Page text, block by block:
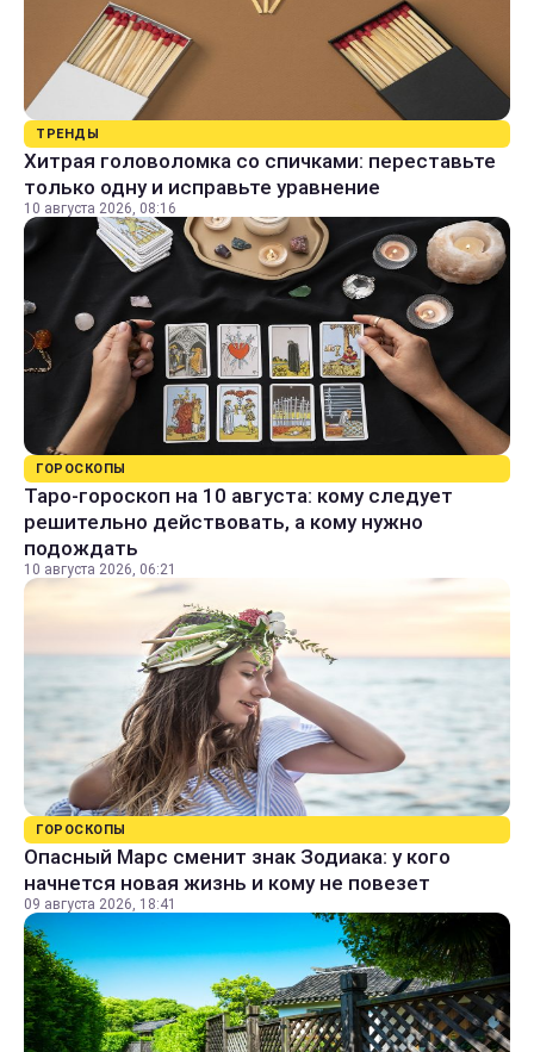
ТРЕНДЫ
Хитрая головоломка со спичками: переставьте
только одну и исправьте уравнение
10 августа 2026, 08:16
ГОРОСКОПЫ
Таро-гороскоп на 10 августа: кому следует
решительно действовать, а кому нужно
подождать
10 августа 2026, 06:21
ГОРОСКОПЫ
Опасный Марс сменит знак Зодиака: у кого
начнется новая жизнь и кому не повезет
09 августа 2026, 18:41